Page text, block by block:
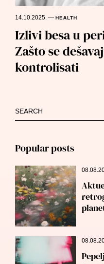
14.10.2025.—HEALTH
Izlivi besa u
Zašto se
kontrolisati
Search
for:
Popular posts